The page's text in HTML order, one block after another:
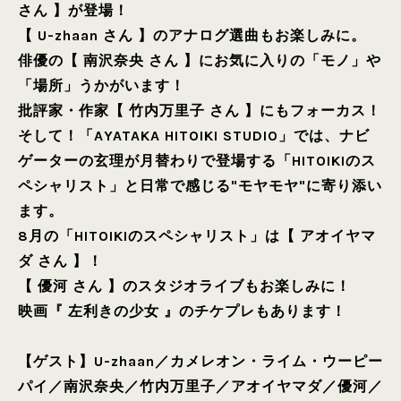
さん 】が登場！
【 U-zhaan さん 】のアナログ選曲もお楽しみに。
俳優の【 南沢奈央 さん 】にお気に入りの「モノ」や
「場所」うかがいます！
批評家・作家【 竹内万里子 さん 】にもフォーカス！
そして！「AYATAKA HITOIKI STUDIO」では、ナビ
ゲーターの玄理が月替わりで登場する「HITOIKIのス
ペシャリスト」と日常で感じる"モヤモヤ"に寄り添い
ます。
8月の「HITOIKIのスペシャリスト」は【 アオイヤマ
ダ さん 】！
【 優河 さん 】のスタジオライブもお楽しみに！
映画『 左利きの少女 』のチケプレもあります！
【ゲスト】 U-zhaan ／カメレオン・ライム・ウーピー
パイ ／南沢奈央／竹内万里子／アオイヤマダ／優河／